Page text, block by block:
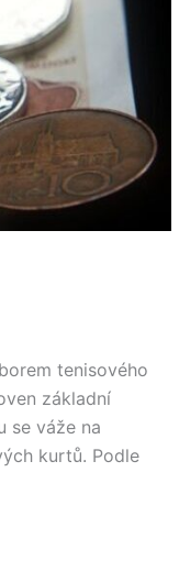
tenisového
základní
se váže na
kurtů. Podle